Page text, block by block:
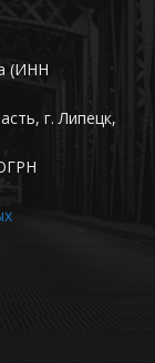
(ИНН
г. Липецк,